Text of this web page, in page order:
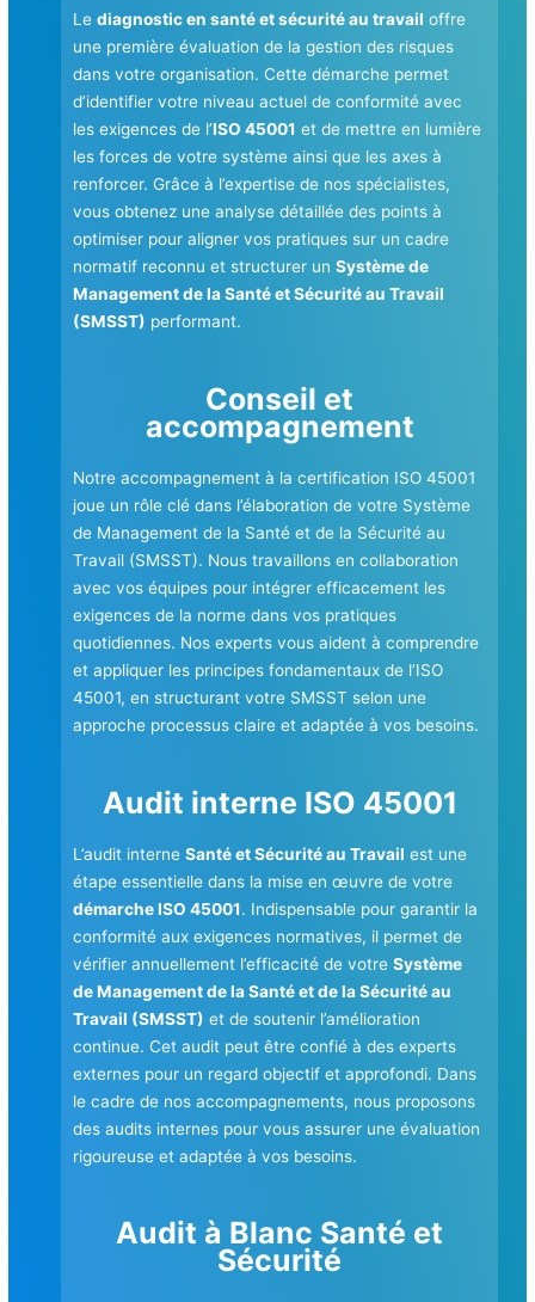
Lediagnostic en santé et sécurité au travail offre
une première évaluation de la gestion des risques
dans votre organisation. Cette démarche permet
d’identifier votre niveau actuel de conformité avec
les exigences de l’ISO 45001 et de mettre en lumière
les forces de votre système ainsi que les axes à
renforcer. Grâce à l’expertise de nos spécialistes,
vous obtenez une analyse détaillée des points à
optimiser pour aligner vos pratiques sur un cadre
normatif reconnu et structurer unSystème de
Management de la Santé et Sécurité au Travail
(SMSST) performant.
Conseil et
accompagnement
Notre accompagnement à la certification ISO 45001
joue un rôle clé dans l’élaboration de votre Système
de Management de la Santé et de la Sécurité au
Travail (SMSST). Nous travaillons en collaboration
avec vos équipes pour intégrer efficacement les
exigences de la norme dans vos pratiques
quotidiennes. Nos experts vous aident à comprendre
et appliquer les principes fondamentaux de l’ISO
45001, en structurant votre SMSST selon une
approche processus claire et adaptée à vos besoins.
Audit interne ISO 45001
L’audit interneSanté et Sécurité au Travail est une
étape essentielle dans la mise en œuvre de votre
démarche ISO 45001. Indispensable pour garantir la
conformité aux exigences normatives, il permet de
vérifier annuellement l’efficacité de votreSystème
de Management de la Santé et de la Sécurité au
Travail (SMSST) et de soutenir l’amélioration
continue. Cet audit peut être confié à des experts
externes pour un regard objectif et approfondi. Dans
le cadre de nos accompagnements, nous proposons
des audits internes pour vous assurer une évaluation
rigoureuse et adaptée à vos besoins.
Audit à Blanc Santé et
Sécurité